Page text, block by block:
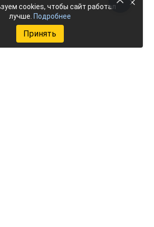
cookies, чтобы сайт работал
лучше. Подробнее
Принять